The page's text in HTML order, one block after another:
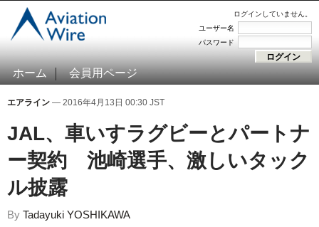
ログインしていません。
ユーザー名
パスワード
ホーム 会員用ページ
エアライン — 2016年4月13日 00:30 JST
JAL、車いすラグビーとパートナ
ー契約 池崎選手、激しいタック
ル披露
By Tadayuki YOSHIKAWA